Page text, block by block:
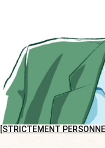
[STRICTEMENT